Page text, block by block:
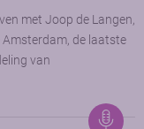
met Joop de Langen,
de laatste
van